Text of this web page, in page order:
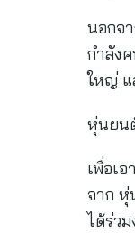
นอกจ
กำลัง
ใหญ่ แ
หุ่นยน
เพื่อเ
จาก หุ่
ได้ร่วม